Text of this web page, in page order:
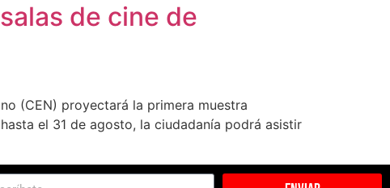
de cine de
(CEN) proyectará la primera muestra
el 31 de agosto, la ciudadanía podrá asistir